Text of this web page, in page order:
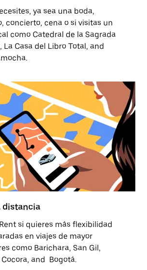
ya sea una boda,
concierto, cena o si visitas un
como Catedral de la Sagrada
La Casa del Libro Total, and
distancia
si quieres más flexibilidad
en viajes de mayor
como Barichara, San Gil,
and Bogotá.